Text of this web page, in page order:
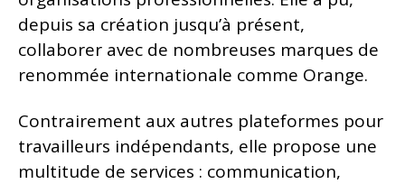
depuis sa création jusqu’à présent,
collaborer avec de nombreuses marques de
renommée internationale comme Orange.
Contrairement aux autres plateformes pour
travailleurs indépendants, elle propose une
multitude de services : communication,